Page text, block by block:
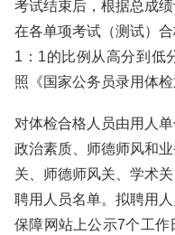
考试结束后，根据总成
在各单项考试（测试）
1：1的比例从高分到低
照《国家公务员录用体
对体检合格人员由用人
政治素质、师德师风和
关、师德师风关、学术
聘用人员名单。拟聘用
保障网站上公示7个工